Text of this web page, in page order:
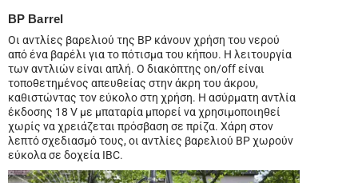
BP Barrel
Οι αντλίες βαρελιού της BP κάνουν χρήση του νερού
από ένα βαρέλι για το πότισμα του κήπου. Η λειτουργία
των αντλιών είναι απλή. Ο διακόπτης on/off είναι
τοποθετημένος απευθείας στην άκρη του άκρου,
καθιστώντας τον εύκολο στη χρήση. Η ασύρματη αντλία
έκδοσης 18 V με μπαταρία μπορεί να χρησιμοποιηθεί
χωρίς να χρειάζεται πρόσβαση σε πρίζα. Χάρη στον
λεπτό σχεδιασμό τους, οι αντλίες βαρελιού BP χωρούν
εύκολα σε δοχεία IBC.